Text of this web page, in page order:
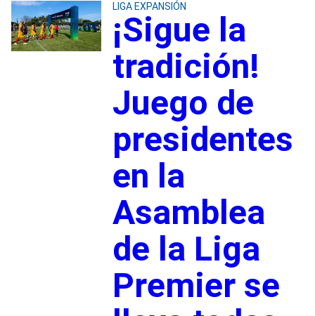
LIGA EXPANSIÓN
¡Sigue la
tradición!
Juego de
presidentes
en la
Asamblea
de la Liga
Premier se